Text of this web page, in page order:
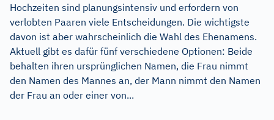
Hochzeiten sind planungsintensiv und erfordern von
verlobten Paaren viele Entscheidungen. Die wichtigste
davon ist aber wahrscheinlich die Wahl des Ehenamens.
Aktuell gibt es dafür fünf verschiedene Optionen: Beide
behalten ihren ursprünglichen Namen, die Frau nimmt
den Namen des Mannes an, der Mann nimmt den Namen
der Frau an oder einer von...